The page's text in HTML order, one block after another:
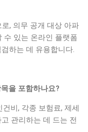
, 의무 공개 대상 아파
수 있는 온라인 플랫폼
하는 데 유용합니다.
을 포함하나요?
비, 각종 보험료, 제세
관리하는 데 드는 전